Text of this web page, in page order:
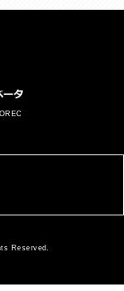
Reserved.